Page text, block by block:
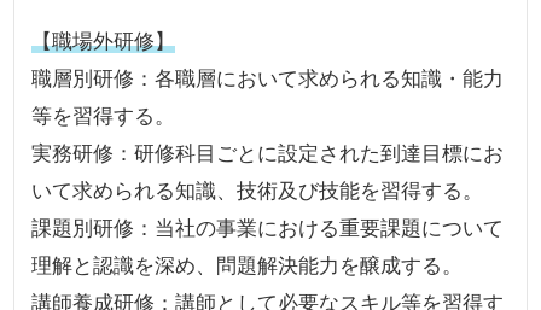
【職場外研修】
職層別研修：各職層において求められる知識・能力
等を習得する。
実務研修：研修科目ごとに設定された到達目標にお
いて求められる知識、技術及び技能を習得する。
課題別研修：当社の事業における重要課題について
理解と認識を深め、問題解決能力を醸成する。
講師養成研修：講師として必要なスキル等を習得す